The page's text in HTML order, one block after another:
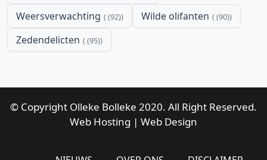
Weersverwachting (92) Wilde olifanten (90)
Zedendelicten (95)
© Copyright Olleke Bolleke 2020. All Right Reserved.
Web Hosting | Web Design